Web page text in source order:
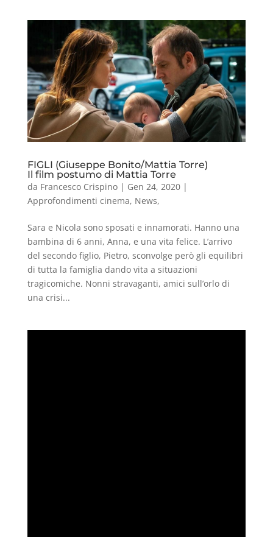
FIGLI (Giuseppe Bonito/Mattia Torre)
Il film postumo di Mattia Torre
da Francesco Crispino| Gen 24, 2020|
Approfondimenti cinema, News,
Sara e Nicola sono sposati e innamorati. Hanno una
bambina di 6 anni, Anna, e una vita felice. L’arrivo
del secondo figlio, Pietro, sconvolge però gli equilibri
di tutta la famiglia dando vita a situazioni
tragicomiche. Nonni stravaganti, amici sull’orlo di
una crisi...